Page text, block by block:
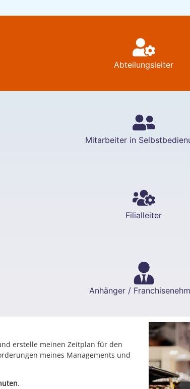
Abteilungsleiter
Mitarbeiter in
Filialleiter
Anhänger /
erstelle meinen Zeitplan für den
meines Managements und
.